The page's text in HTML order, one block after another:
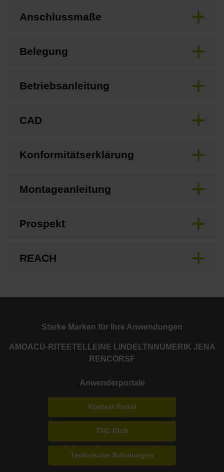
Anschlussmaße
Belegung
Betriebsanleitung
CAD
Konformitätserklärung
Montageanleitung
Prospekt
REACH
Starke Marken für Ihre Anwendungen
AMOACU-RITE ETEL LEINE LINDE LTN NUMERIK JENA
RENCORSF
Anwenderportale
Klartext Portal
TNC Club
Technische Schulungen